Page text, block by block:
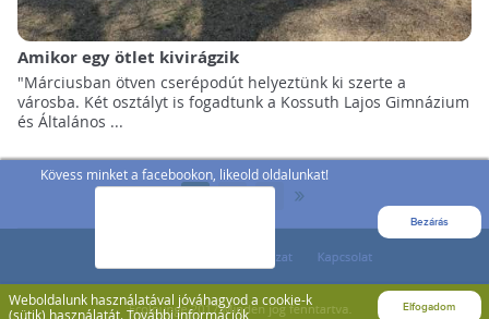
Kövess minket a facebookon, likeold oldalunkat!
Bezárás
Weboldalunk használatával jóváhagyod a cookie-k
(sütik) használatát.További információk Elfogadom
Amikor egy ötlet kivirágzik
"Márciusban ötven cserépodút helyeztünk ki szerte a
városba. Két osztályt is fogadtunk a Kossuth Lajos Gimnázium
és Általános ...
3 »